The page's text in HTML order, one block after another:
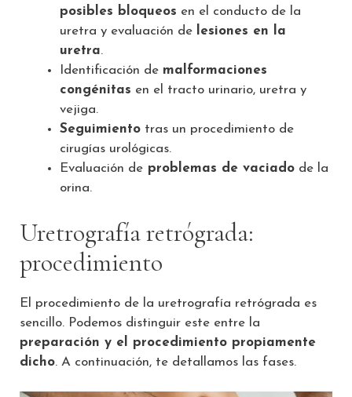
posibles bloqueos en el conducto de la
uretra y evaluación de
lesiones en la
uretra.
Identificación de malformaciones
congénitas en el tracto urinario, uretra y
vejiga.
Seguimiento tras un procedimiento de
cirugías urológicas.
Evaluación de problemas de vaciado de la
orina.
Uretrografía retrógrada:
procedimiento
El procedimiento de la uretrografía retrógrada es
sencillo. Podemos distinguir este entre la
preparación y el procedimiento propiamente
dicho. A continuación, te detallamos las fases.